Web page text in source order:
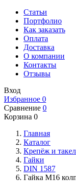
Статьи
Портфолио
Как заказать
Оплата
Доставка
О компании
Контакты
Отзывы
Вход
Избранное 0
Сравнение 0
Корзина 0
Главная
Каталог
Крепёж и
Гайки
DIN 1587
Гайка М16